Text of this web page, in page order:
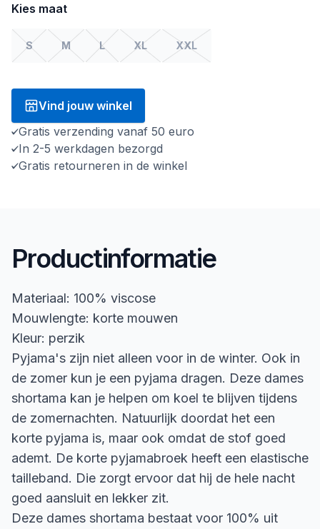
Kies maat
S M L XL XXL
Vind jouw winkel
Gratis verzending vanaf 50 euro
In 2-5 werkdagen bezorgd
Gratis retourneren in de winkel
Productinformatie
Materiaal: 100% viscose
Mouwlengte: korte mouwen
Kleur: perzik
Pyjama's zijn niet alleen voor in de winter. Ook in
de zomer kun je een pyjama dragen. Deze dames
shortama kan je helpen om koel te blijven tijdens
de zomernachten. Natuurlijk doordat het een
korte pyjama is, maar ook omdat de stof goed
ademt. De korte pyjamabroek heeft een elastische
tailleband. Die zorgt ervoor dat hij de hele nacht
goed aansluit en lekker zit.
Deze dames shortama bestaat voor 100% uit